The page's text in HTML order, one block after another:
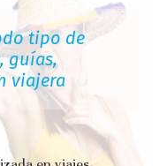
tipo de
guías,
viajera